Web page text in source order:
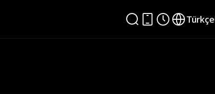
Türkçe